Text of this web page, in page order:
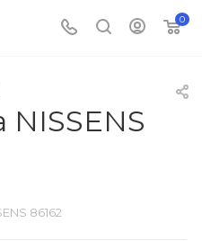
0
NISSENS
86162